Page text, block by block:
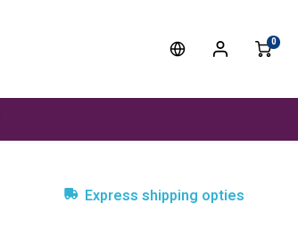
0
Express shipping opties